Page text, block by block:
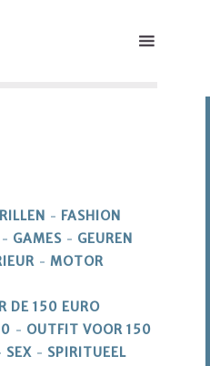
FASHION
GAMES
GEUREN
MOTOR
DE 150 EURO
OUTFIT VOOR 150
SEX
SPIRITUEEL